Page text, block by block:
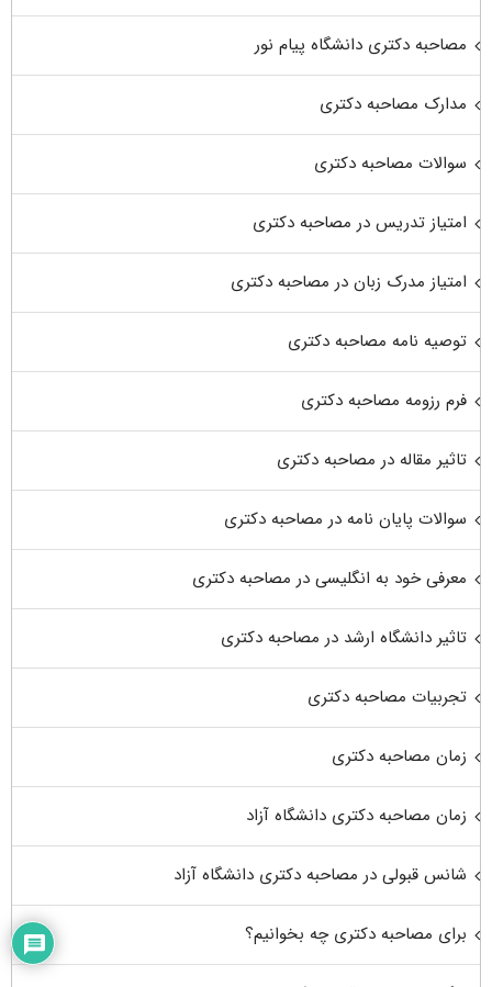
مصاحبه دکتری دانشگاه پیام نور
مدارک مصاحبه دکتری
سوالات مصاحبه دکتری
امتیاز تدریس در مصاحبه دکتری
امتیاز مدرک زبان در مصاحبه دکتری
توصیه نامه مصاحبه دکتری
فرم رزومه مصاحبه دکتری
تاثیر مقاله در مصاحبه دکتری
سوالات پایان نامه در مصاحبه دکتری
معرفی خود به انگلیسی در مصاحبه دکتری
تاثیر دانشگاه ارشد در مصاحبه دکتری
تجربیات مصاحبه دکتری
زمان مصاحبه دکتری
زمان مصاحبه دکتری دانشگاه آزاد
شانس قبولی در مصاحبه دکتری دانشگاه آزاد
برای مصاحبه دکتری چه بخوانیم؟